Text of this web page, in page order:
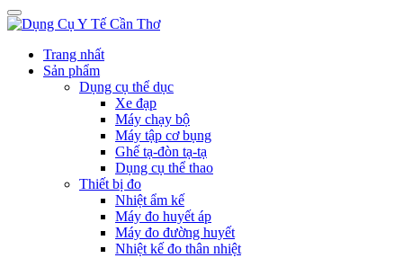
Trang nhất
Sản phẩm
Dụng cụ thể dục
Xe đạp
Máy chạy bộ
Máy tập cơ bụng
Ghế tạ-đòn tạ-tạ
Dụng cụ thể thao
Thiết bị đo
Nhiệt ẩm kế
Máy đo huyết áp
Máy đo đường huyết
Nhiệt kế đo thân nhiệt